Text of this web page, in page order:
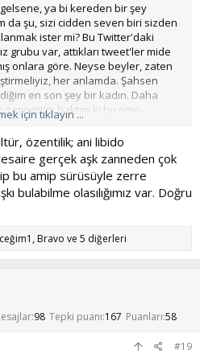
ya bi kereden bir şey
da şu, sizi cidden seven biri sizden
ister mi? Bu Twitter'daki
grubu var, attıkları tweet'ler mide
onlara göre. Neyse beyler, zaten
her anlamda. Şahsen
en son şey bir kadın. Daha
zannettim baktım ki bu pmo
Demek istediğim, yolumuza
kötü erkekler de kötü kadınlara
temiz erkekler de temiz
için tıklayın ...
özentilik; ani libido
gerçek aşk zanneden çok
bu amip sürüsüyle zerre
bulabilme olasılığımız var. Doğru
,Bravo ve 5 diğerleri
98 Tepki puanı 167 Puanları 58
#19